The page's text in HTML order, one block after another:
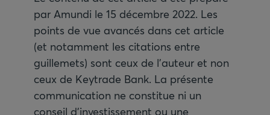
par Amundi le 15 décembre 2022. Les
points de vue avancés dans cet article
(et notamment les citations entre
guillemets) sont ceux de l’auteur et non
ceux de Keytrade Bank. La présente
communication ne constitue ni un
conseil d’investissement ou une